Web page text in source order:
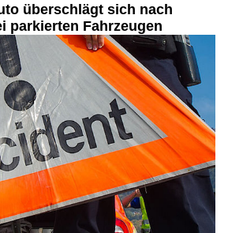
überschlägt sich nach
parkierten Fahrzeugen